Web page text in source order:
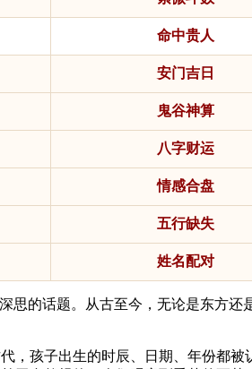
命中贵人
安门吉日
鬼谷神算
八字财运
情感合盘
五行缺失
姓名配对
思的话题。从古至今，无论是东方
，孩子出生的时辰、日期、年份都